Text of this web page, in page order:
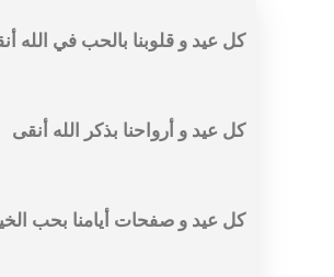
كل عيد و قلوبنا بالحب في الله
كل عيد و أرواحنا بذكر الله أنقى
كل عيد و صفحات أيامنا بحب